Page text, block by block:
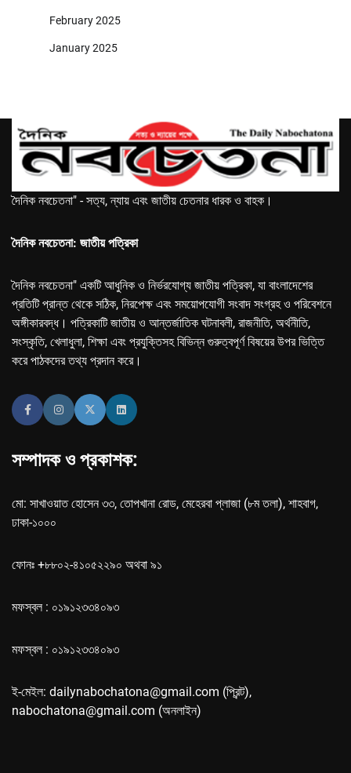
February 2025
January 2025
দৈনিক নবচেতনা" - সত্য, ন্যায় এবং জাতীয় চেতনার ধারক ও বাহক।
দৈনিক নবচেতনা: জাতীয় পত্রিকা
দৈনিক নবচেতনা" একটি আধুনিক ও নির্ভরযোগ্য জাতীয় পত্রিকা, যা বাংলাদেশের
প্রতিটি প্রান্ত থেকে সঠিক, নিরপেক্ষ এবং সময়োপযোগী সংবাদ সংগ্রহ ও পরিবেশনে
অঙ্গীকারবদ্ধ। পত্রিকাটি জাতীয় ও আন্তর্জাতিক ঘটনাবলী, রাজনীতি, অর্থনীতি,
সংস্কৃতি, খেলাধুলা, শিক্ষা এবং প্রযুক্তিসহ বিভিন্ন গুরুত্বপূর্ণ বিষয়ের উপর ভিত্তি
করে পাঠকদের তথ্য প্রদান করে।
সম্পাদক ও প্রকাশক:
মো: সাখাওয়াত হোসেন ৩৩, তোপখানা রোড, মেহেরবা প্লাজা (৮ম তলা), শাহবাগ,
ঢাকা-১০০০
ফোনঃ +৮৮০২-৪১০৫২২৯০ অথবা ৯১
মফস্বল : ০১৯১২৩৩৪০৯৩
মফস্বল : ০১৯১২৩৩৪০৯৩
ই-মেইল: dailynabochatona@gmail.com (প্রিন্ট),
nabochatona@gmail.com (অনলাইন)